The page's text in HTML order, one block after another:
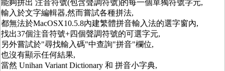
能夠拼出 注音符號(包含聲調符號)的每一個單獨符號字元,
輸入於文字編輯器,然而嘗試各種拼法,
都無法於MacOSX10.5.8內建繁體拼音輸入法的選字窗內,
找出37個注音符號+四個聲調符號的可選字元,
另外嘗試於"尋找輸入碼"中查詢"拼音"欄位,
也沒有顯示任何結果,
當然 Unihan Variant Dictionary 和 拼音小字典,